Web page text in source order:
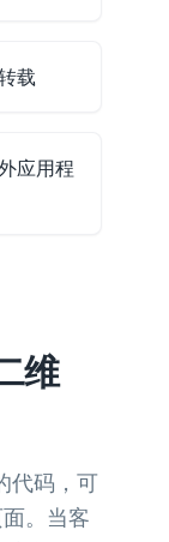
载
应用程
维
代码，可
。当客